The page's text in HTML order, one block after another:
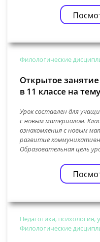
Филологические
Открытое
в 11 классе на
Урок составлен для
с новым материалом.
ознакомления с новым
развитие
Образовательная цель
Педагогика,
Филологические